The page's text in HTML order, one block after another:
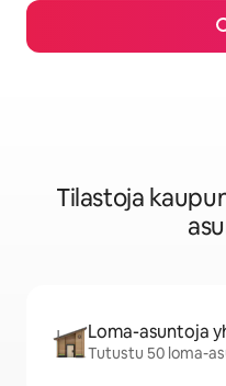
Tilastoja
Loma-asuntoja
Tutustu 50 loma-